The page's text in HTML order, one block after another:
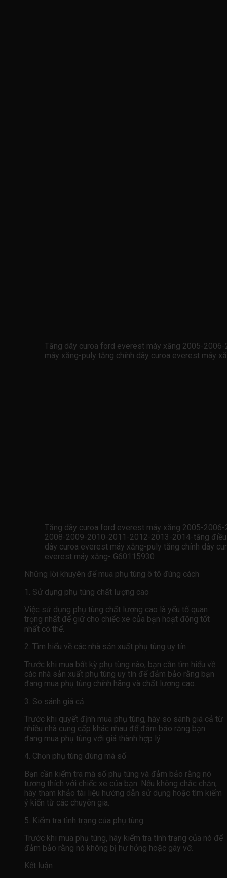
Tăng dây curoa ford everest máy xăng 2005-
máy xăng-puly tăng chính dây curoa everest máy
Tăng dây curoa ford everest máy xăng 2005-
2008-2009-2010-2011-2012-2013-2014-tăng điều
dây curoa everest máy xăng-puly tăng chính dây
everest máy xăng- G60115930
Những lời khuyên để mua phụ tùng ô tô đúng cách
1. Sử dụng phụ tùng chất lượng cao
Việc sử dụng phụ tùng chất lượng cao là yếu tố quan
trọng nhất để giữ cho chiếc xe của bạn hoạt động tốt
nhất có thể.
2. Tìm hiểu về các nhà sản xuất phụ tùng uy tín
Trước khi mua bất kỳ phụ tùng nào, bạn cần tìm hiểu về
các nhà sản xuất phụ tùng uy tín để đảm bảo rằng bạn
đang mua phụ tùng chính hãng và chất lượng cao.
3. So sánh giá cả
Trước khi quyết định mua phụ tùng, hãy so sánh giá cả từ
nhiều nhà cung cấp khác nhau để đảm bảo rằng bạn
đang mua phụ tùng với giá thành hợp lý.
4. Chọn phụ tùng đúng mã số
Bạn cần kiểm tra mã số phụ tùng và đảm bảo rằng nó
tương thích với chiếc xe của bạn. Nếu không chắc chắn,
hãy tham khảo tài liệu hướng dẫn sử dụng hoặc tìm kiếm
ý kiến ​​từ các chuyên gia.
5. Kiểm tra tình trạng của phụ tùng
Trước khi mua phụ tùng, hãy kiểm tra tình trạng của nó để
đảm bảo rằng nó không bị hư hỏng hoặc gãy vỡ.
Kết luận